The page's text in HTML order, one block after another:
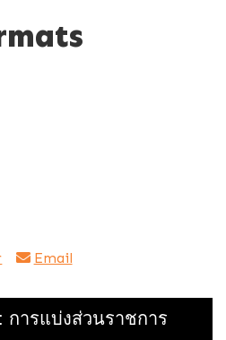
Email
ารแบ่งส่วนราชการ